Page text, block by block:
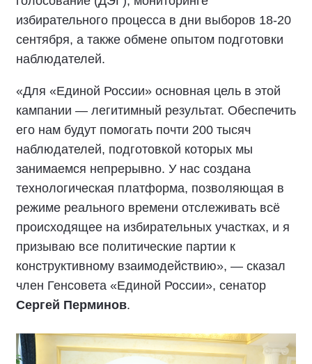
избирательного процесса в дни выборов 18-20
сентября, а также обмене опытом подготовки
наблюдателей.
«Для «Единой России» основная цель в этой
кампании — легитимный результат. Обеспечить
его нам будут помогать почти 200 тысяч
наблюдателей, подготовкой которых мы
занимаемся непрерывно. У нас создана
технологическая платформа, позволяющая в
режиме реального времени отслеживать всё
происходящее на избирательных участках, и я
призываю все политические партии к
конструктивному взаимодействию», — сказал
член Генсовета «Единой России», сенатор
Сергей Перминов.